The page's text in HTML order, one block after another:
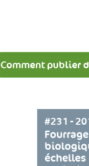
Comment publier
#231 -